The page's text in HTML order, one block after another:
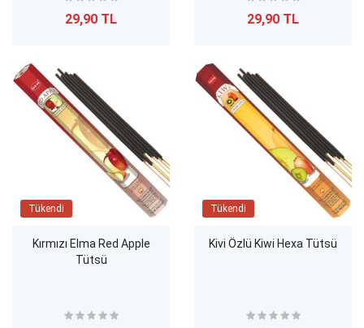
29,90 TL 29,90 TL
Tükendi
Kırmızı Elma Red Apple
Tütsü
Tükendi
Kivi Özlü Kiwi Hexa Tütsü